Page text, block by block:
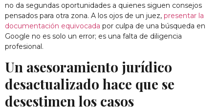
no da segundas oportunidades a quienes siguen consejos
pensados para otra zona. A los ojos de un juez, presentar la
documentación equivocada por culpa de una búsqueda en
Google no es solo un error; es una falta de diligencia
profesional.
Un asesoramiento jurídico
desactualizado hace que se
desestimen los casos